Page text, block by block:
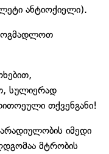
ანტიოქიელი).
სულიერად
თქვენგანი!
იმედი
მტრობის